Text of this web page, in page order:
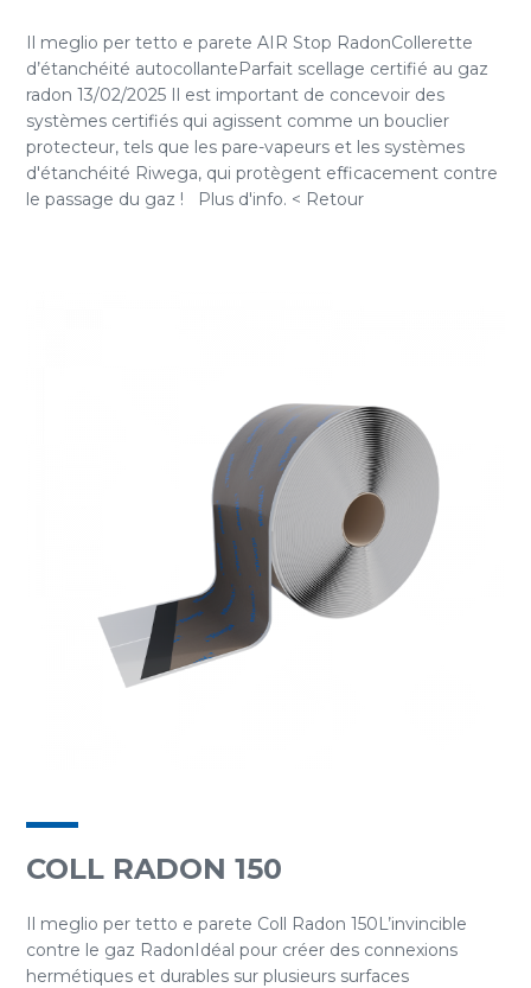
Il meglio per tetto e parete AIR Stop RadonCollerette
d’étanchéité autocollanteParfait scellage certifié au gaz
radon 13/02/2025 Il est important de concevoir des
systèmes certifiés qui agissent comme un bouclier
protecteur, tels que les pare-vapeurs et les systèmes
d'étanchéité Riwega, qui protègent efficacement contre
le passage du gaz ! Plus d'info. < Retour
COLL RADON 150
Il meglio per tetto e parete Coll Radon 150L’invincible
contre le gaz RadonIdéal pour créer des connexions
hermétiques et durables sur plusieurs surfaces